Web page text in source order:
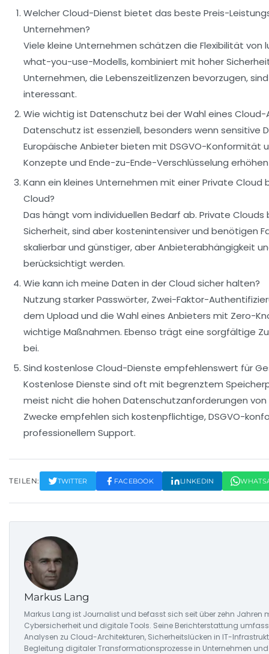
Welcher Cloud-Dienst bietet das beste Preis-
Unternehmen?
Viele kleine Unternehmen schätzen die Flexibilität von
what-you-use-Modells, kombiniert mit hoher
Unternehmen, die Lebenszeitlizenzen bevorzugen,
interessant.
Wie wichtig ist Datenschutz bei der Wahl eines Cloud-
Datenschutz ist essenziell, besonders wenn sensitive
Europäische Anbieter bieten mit DSGVO-Konformität
Konzepte und Ende-zu-Ende-Verschlüsselung
Kann ein kleines Unternehmen mit einer Private Cloud
Cloud?
Das hängt vom individuellen Bedarf ab. Private
Sicherheit, sind aber kostenintensiver und benötigen
skalierbar und günstiger, aber Anbieterabhängigkeit
berücksichtigt werden.
Wie kann ich meine Daten in der Cloud sicher halten?
Nutzung starker Passwörter, Zwei-Faktor-
dem Upload und die Wahl eines Anbieters mit Zero-
wichtige Maßnahmen. Ebenso trägt eine sorgfältige
bei.
Sind kostenlose Cloud-Dienste empfehlenswert für
Kostenlose Dienste sind oft mit begrenztem
meist nicht die hohen Datenschutzanforderungen
Zwecke empfehlen sich kostenpflichtige, DSGVO-
professionellem Support.
TEILEN: TWITTER FACEBOOK LINKEDIN
Markus Lang
Markus Lang ist Journalist und befasst sich seit über zehn Jahren
Cybersicherheit und digitale Tools. Seine Berichterstattung
Analysen zu Cloud-Architekturen, Sicherheitslücken in IT-
Begleitung digitaler Transformationsprozesse in Unternehmen